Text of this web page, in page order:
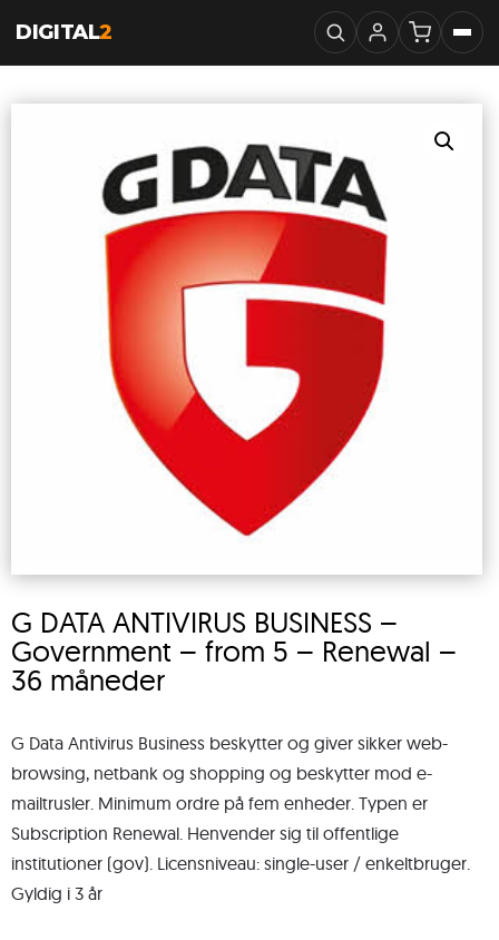
DIGITAL2
G DATA ANTIVIRUS BUSINESS –
Government – from 5 – Renewal –
36 måneder
G Data Antivirus Business beskytter og giver sikker web-
browsing, netbank og shopping og beskytter mod e-
mailtrusler. Minimum ordre på fem enheder. Typen er
Subscription Renewal. Henvender sig til offentlige
institutioner (gov). Licensniveau: single-user / enkeltbruger.
Gyldig i 3 år